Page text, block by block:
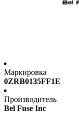
Маркировка
0ZRB0135FF1E
Производитель
Bel Fuse Inc